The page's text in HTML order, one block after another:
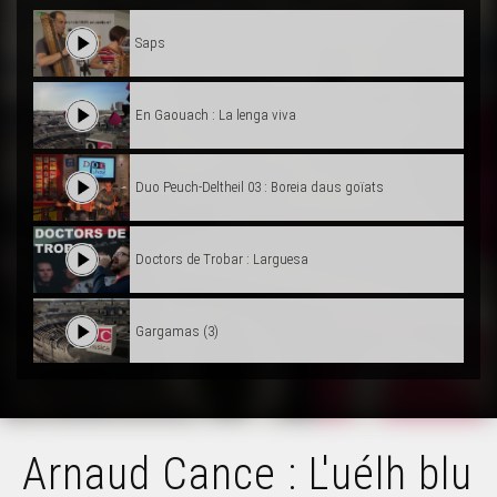
Saps
En Gaouach : La lenga viva
Duo Peuch-Deltheil 03 : Boreia daus goïats
Doctors de Trobar : Larguesa
Gargamas (3)
Hestiv'Òc
Arnaud Cance : L'uélh blu